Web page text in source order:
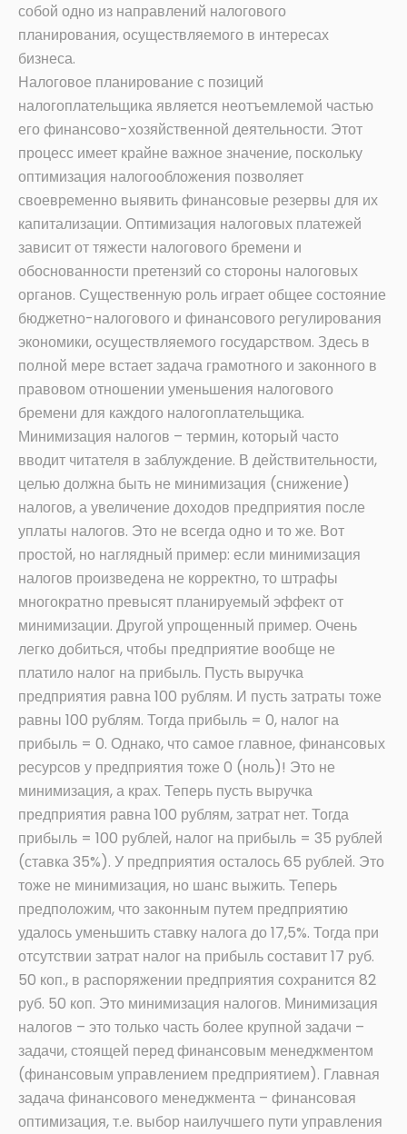
собой одно из направлений налогового
планирования, осуществляемого в интересах
бизнеса.
Налоговое планирование с позиций
налогоплательщика является неотъемлемой частью
его финансово-хозяйственной деятельности. Этот
процесс имеет крайне важное значение, поскольку
оптимизация налогообложения позволяет
своевременно выявить финансовые резервы для их
капитализации. Оптимизация налоговых платежей
зависит от тяжести налогового бремени и
обоснованности претензий со стороны налоговых
органов. Существенную роль играет общее состояние
бюджетно-налогового и финансового регулирования
экономики, осуществляемого государством. Здесь в
полной мере встает задача грамотного и законного в
правовом отношении уменьшения налогового
бремени для каждого налогоплательщика.
Минимизация налогов – термин, который часто
вводит читателя в заблуждение. В действительности,
целью должна быть не минимизация (снижение)
налогов, а увеличение доходов предприятия после
уплаты налогов. Это не всегда одно и то же. Вот
простой, но наглядный пример: если минимизация
налогов произведена не корректно, то штрафы
многократно превысят планируемый эффект от
минимизации. Другой упрощенный пример. Очень
легко добиться, чтобы предприятие вообще не
платило налог на прибыль. Пусть выручка
предприятия равна 100 рублям. И пусть затраты тоже
равны 100 рублям. Тогда прибыль = 0, налог на
прибыль = 0. Однако, что самое главное, финансовых
ресурсов у предприятия тоже 0 (ноль)! Это не
минимизация, а крах. Теперь пусть выручка
предприятия равна 100 рублям, затрат нет. Тогда
прибыль = 100 рублей, налог на прибыль = 35 рублей
(ставка 35%). У предприятия осталось 65 рублей. Это
тоже не минимизация, но шанс выжить. Теперь
предположим, что законным путем предприятию
удалось уменьшить ставку налога до 17,5%. Тогда при
отсутствии затрат налог на прибыль составит 17 руб.
50 коп., в распоряжении предприятия сохранится 82
руб. 50 коп. Это минимизация налогов. Минимизация
налогов – это только часть более крупной задачи –
задачи, стоящей перед финансовым менеджментом
(финансовым управлением предприятием). Главная
задача финансового менеджмента – финансовая
оптимизация, т.е. выбор наилучшего пути управления